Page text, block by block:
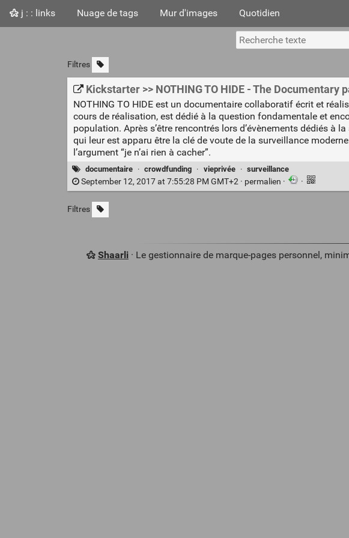
j : : links Nuage de tags Mur d'images Quotidien
Filtres
Kickstarter >> NOTHING TO HIDE - The Documentary
NOTHING TO HIDE est un documentaire collaboratif écrit et
cours de réalisation, est dédié à la question fondamentale et
population. Après s’être rencontrés lors d’évènements dédiés à
qui leur est apparu être la clé de voute de la surveillance
l’argument “je n’ai rien à cacher”.
documentaire · crowdfunding · vieprivée · surveillance
September 12, 2017 at 7:55:28 PM GMT+2 · permalien · ·
Filtres
Shaarli· Le gestionnaire de marque-pages personnel,